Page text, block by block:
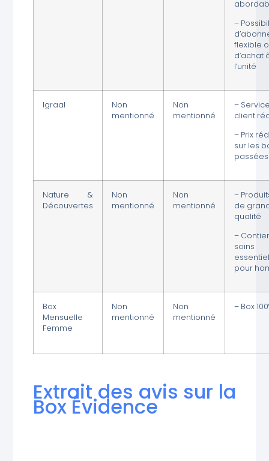
–
flexible
d’achat
l’unité
Igraal
Non
mentionné
Non
mentionné
–
client
– Prix
sur les
passées
Nature &
Découvertes
Non
mentionné
Non
mentionné
–
de
qualité
–
soins
pour
Box
Mensuelle
Femme
Non
mentionné
Non
mentionné
– Box
Extrait des avis sur la
Box Évidence